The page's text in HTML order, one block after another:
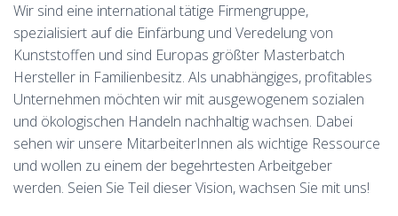
Wir sind eine international tätige Firmengruppe,
spezialisiert auf die Einfärbung und Veredelung von
Kunststoffen und sind Europas größter Masterbatch
Hersteller in Familienbesitz. Als unabhängiges, profitables
Unternehmen möchten wir mit ausgewogenem sozialen
und ökologischen Handeln nachhaltig wachsen. Dabei
sehen wir unsere MitarbeiterInnen als wichtige Ressource
und wollen zu einem der begehrtesten Arbeitgeber
werden. Seien Sie Teil dieser Vision, wachsen Sie mit uns!